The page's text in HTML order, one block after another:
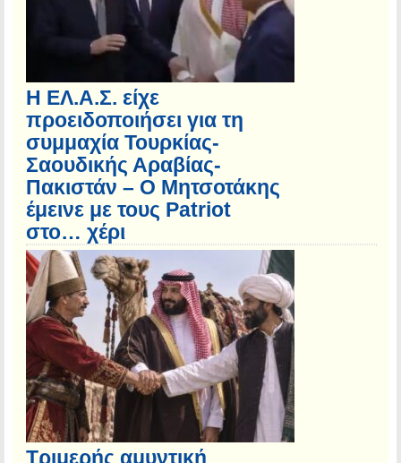
Η ΕΛ.Α.Σ. είχε
προειδοποιήσει για τη
συμμαχία Τουρκίας-
Σαουδικής Αραβίας-
Πακιστάν – Ο Μητσοτάκης
έμεινε με τους Patriot
στο… χέρι
Τριμερής αμυντική